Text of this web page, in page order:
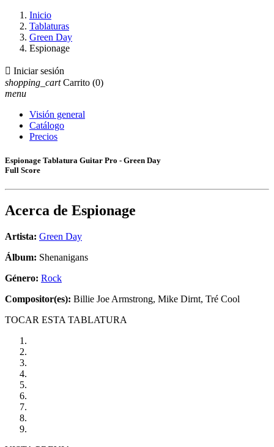
Inicio
Tablaturas
Green Day
Espionage
 Iniciar sesión
shopping_cart Carrito (0)
menu
Visión general
Catálogo
Precios
Espionage Tablatura Guitar Pro - Green Day
Full Score
Acerca de Espionage
Artista: Green Day
Álbum: Shenanigans
Género: Rock
Compositor(es): Billie Joe Armstrong, Mike Dirnt, Tré Cool
TOCAR ESTA TABLATURA